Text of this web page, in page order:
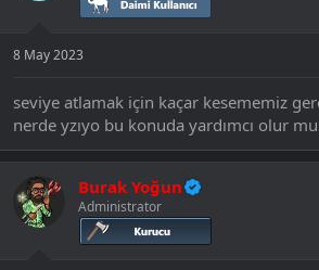
8 May 2023
seviye atlamak için kaçar kesememiz
nerde yzıyo bu konuda yardımcı olur
Burak Yoğun
Administrator